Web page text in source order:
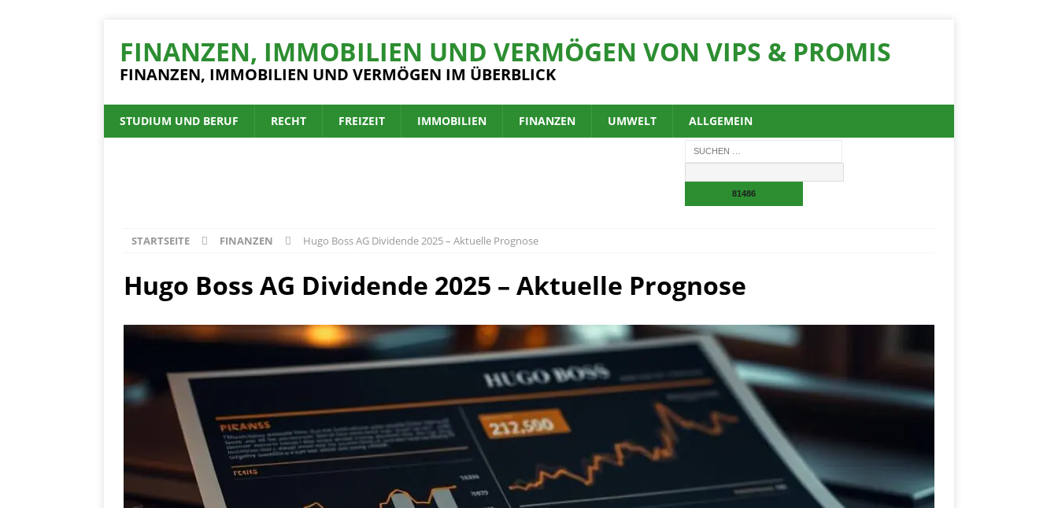
FINANZEN, IMMOBILIEN UND VERMÖGEN VON VIPS & PROMIS
FINANZEN, IMMOBILIEN UND VERMÖGEN IM ÜBERBLICK
STUDIUM UND BERUF RECHT FREIZEIT IMMOBILIEN FINANZEN UMWELT ALLGEMEIN
STARTSEITE FINANZEN Hugo Boss AG Dividende 2025 – Aktuelle Prognose
Hugo Boss AG Dividende 2025 – Aktuelle Prognose